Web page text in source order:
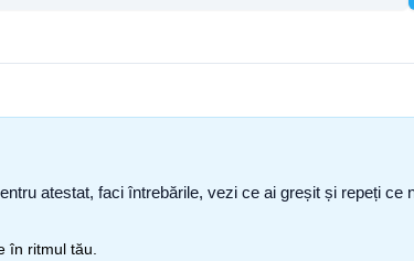
atestat, faci întrebările, vezi ce ai greșit și repeți
în ritmul tău.